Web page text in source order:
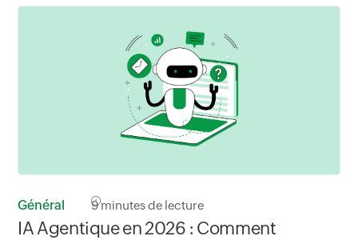
Général 9minutes de lecture
IA Agentique en 2026 : Comment